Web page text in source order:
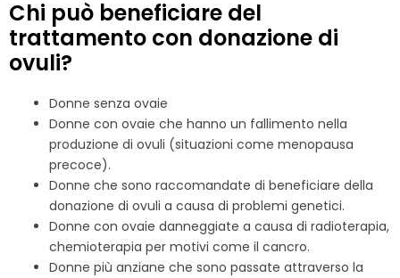
Chi può beneficiare del
trattamento con donazione di
ovuli?
Donne senza ovaie
Donne con ovaie che hanno un fallimento nella
produzione di ovuli (situazioni come menopausa
precoce).
Donne che sono raccomandate di beneficiare della
donazione di ovuli a causa di problemi genetici.
Donne con ovaie danneggiate a causa di radioterapia,
chemioterapia per motivi come il cancro.
Donne più anziane che sono passate attraverso la